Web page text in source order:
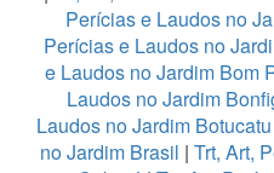
Perícias e Laudos no
Perícias e Laudos no
e Laudos no Jardim Bom
Laudos no Jardim
Laudos no Jardim Botucatu
no Jardim Brasil | Trt, Art,